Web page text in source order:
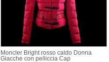
Moncler Bright rosso caldo Donna
Giacche con pelliccia Cap